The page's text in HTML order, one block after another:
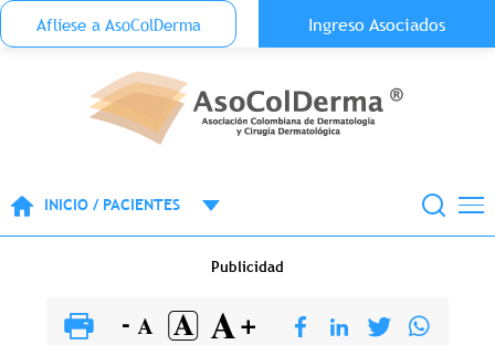
Pasar al contenido principal
Menu Top Anónimo
Aflíese a AsoColDerma Ingreso Asociados
INICIO / PACIENTES
Publicidad